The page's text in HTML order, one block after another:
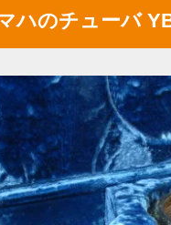
ハのチューバ